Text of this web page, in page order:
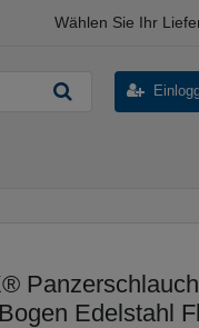
Wählen Sie Ihr
Edelstahl